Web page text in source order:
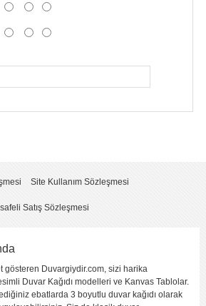
Site Kullanım Sözleşmesi
Satış Sözleşmesi
gösteren Duvargiydir.com, sizi harika
Duvar Kağıdı modelleri ve Kanvas Tablolar.
ebatlarda 3 boyutlu duvar kağıdı olarak